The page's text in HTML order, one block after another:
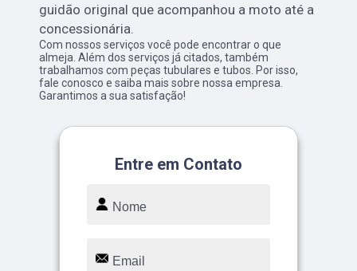
guidão original que acompanhou a moto até a
concessionária.
Com nossos serviços você pode encontrar o que
almeja. Além dos serviços já citados, também
trabalhamos com peças tubulares e tubos. Por isso,
fale conosco e saiba mais sobre nossa empresa.
Garantimos a sua satisfação!
Entre em Contato